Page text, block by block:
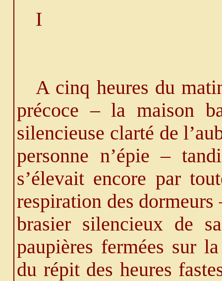
I
A cinq heures du
précoce – la maison
silencieuse clarté de
personne n’épie –
s’élevait encore par
respiration des
brasier silencieux de
paupières fermées sur
du répit des heures